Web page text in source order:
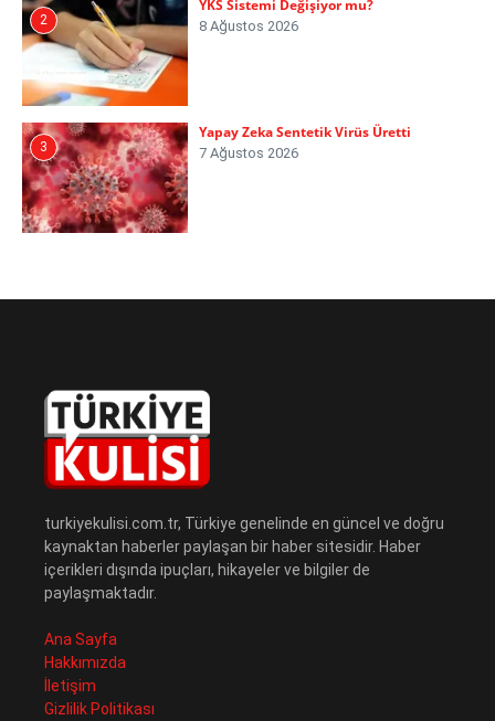
2
YKS Sistemi Değişiyor mu?
8 Ağustos 2026
3
Yapay Zeka Sentetik Virüs Üretti
7 Ağustos 2026
turkiyekulisi.com.tr, Türkiye genelinde en güncel ve doğru
kaynaktan haberler paylaşan bir haber sitesidir. Haber
içerikleri dışında ipuçları, hikayeler ve bilgiler de
paylaşmaktadır.
Ana Sayfa
Hakkımızda
İletişim
Gizlilik Politikası